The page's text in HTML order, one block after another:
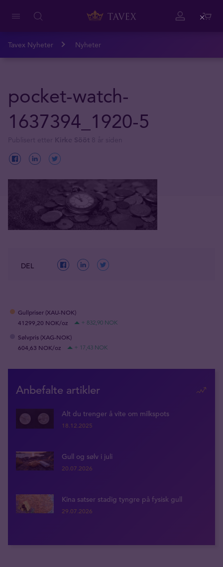
Tavex Nyheter Nyheter
pocket-watch-
1637394_1920-5
DEL
Gullpriser (XAU-NOK)
41299,20 NOK/oz
+ 832,90 NOK
Sølvpris (XAG-NOK)
604,63 NOK/oz
+ 17,43 NOK
Anbefalte artikler
Alt du trenger å vite om milkspots
18.12.2025
Gull og sølv i juli
20.07.2026
Kina satser stadig tyngre på fysisk gull
29.07.2026
Close